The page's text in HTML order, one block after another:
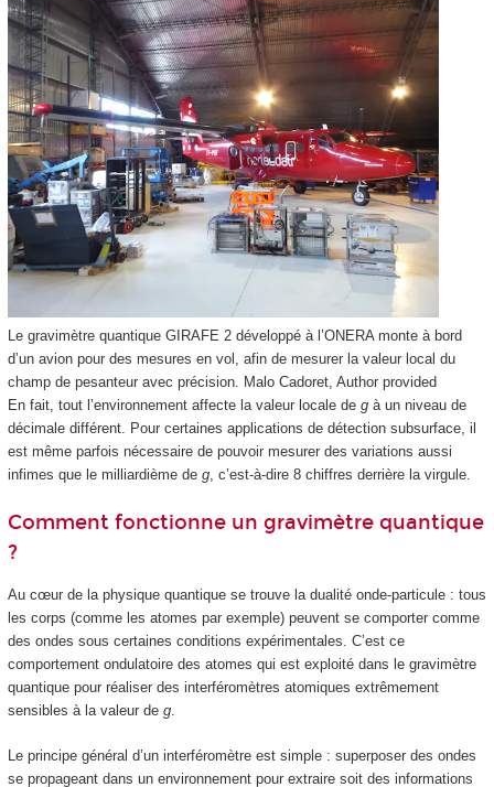
Le gravimètre quantique GIRAFE 2 développé à l’ONERA monte à bord
d’un avion pour des mesures en vol, afin de mesurer la valeur local du
champ de pesanteur avec précision. Malo Cadoret, Author provided
En fait, tout l’environnement affecte la valeur locale de gà un niveau de
décimale différent. Pour certaines applications de détection subsurface, il
est même parfois nécessaire de pouvoir mesurer des variations aussi
infimes que le milliardième de g, c’est-à-dire 8 chiffres derrière la virgule.
Comment fonctionne un gravimètre quantique
?
Au cœur de la physique quantique se trouve la dualité onde-particule : tous
les corps (comme les atomes par exemple) peuvent se comporter comme
des ondes sous certaines conditions expérimentales. C’est ce
comportement ondulatoire des atomes qui est exploité dans le gravimètre
quantique pour réaliser des interféromètres atomiques extrêmement
sensibles à la valeur de g.
Le principe général d’un interféromètre est simple : superposer des ondes
se propageant dans un environnement pour extraire soit des informations